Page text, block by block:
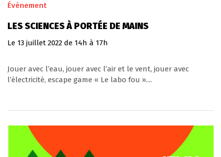
Événement
LES SCIENCES À PORTÉE DE MAINS
Le 13 juillet 2022 de 14h à 17h
Jouer avec l’eau, jouer avec l’air et le vent, jouer avec
l’électricité, escape game « Le labo fou »....